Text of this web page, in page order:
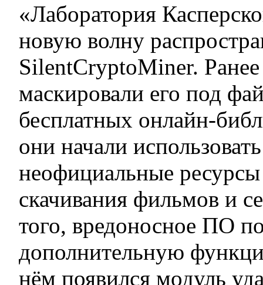
«Лаборатория
новую волну
SilentCryptoMiner.
маскировали его под
бесплатных онлайн-
они начали
неофициальные
скачивания фильмов и
того, вредоносное ПО
дополнительную
нём появился модуль